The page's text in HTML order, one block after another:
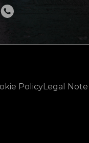
PolicyLegal Note